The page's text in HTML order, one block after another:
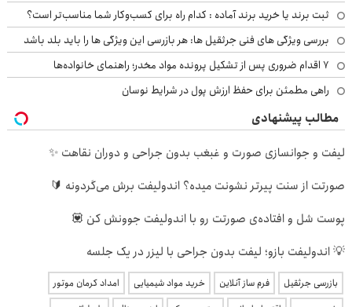
ثبت برند یا خرید برند آماده : کدام راه برای کسب‌وکار شما مناسب‌تر است؟
بررسی ویژگی های فنی جرثقیل ها: هر بازرسی این ویژگی ها را باید بلد باشد
۷ اقدام ضروری پس از تشکیل پرونده مواد مخدر؛ راهنمای خانواده‌ها
راهی مطمئن برای حفظ ارزش پول در شرایط نوسان
مطالب پیشنهادی
لیفت و جوانسازی صورت و غبغب بدون جراحی و دوران نقاهت ✨
صورتت از سنت پیرتر نشونت میده؟ اندولیفت برش می‌گردونه 🔰
پوست شل و افتاده‌ی صورتت رو با اندولیفت جوونش کن 💟
💡 اندولیفت بازو؛ لیفت بدون جراحی با لیزر در یک جلسه
بازرسی جرثقیل فرم ساز آنلاین خرید مواد شیمیایی
امداد کرمان موتور